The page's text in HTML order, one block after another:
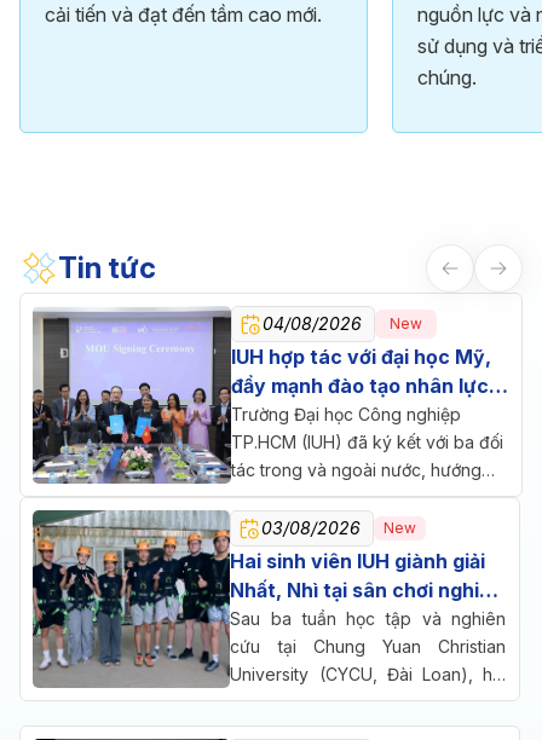
cải tiến và đạt đến tầm cao mới.
nguồn lực và
sử dụng và
chúng.
Tin tức
04/08/2026 New
IUH hợp tác với đại học Mỹ,
đẩy mạnh đào tạo nhân lực
chăm sóc sức khỏe
Trường Đại học Công nghiệp
TP.HCM (IUH) đã ký kết với ba đối
tác trong và ngoài nước, hướng
đến một mục tiêu chung: đưa đào
tạo, nghiên cứu và doanh nghiệp
cùng ngồi lại giải bài toán nhân lực
cho ngành chăm sóc sức khỏe.
03/08/2026 New
Hai sinh viên IUH giành giải
Nhất, Nhì tại sân chơi nghiên
cứu quốc tế ở Đài Loan
Sau ba tuần học tập và nghiên
cứu tại Chung Yuan Christian
University (CYCU, Đài Loan), hai
sinh viên Trường Đại học Công
nghiệp TP.HCM (IUH) đã cùng